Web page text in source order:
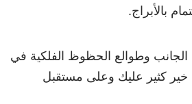
بالأبراج.
الجانب وطوالع الحظوظ الفلكية في
خير كثير عليك وعلى مستقبل